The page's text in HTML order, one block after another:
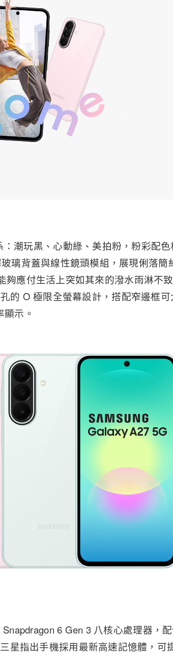
潮玩黑、心動綠、美拍粉，粉彩配
璃背蓋與線性鏡頭模組，展現俐落簡
夠應付生活上突如其來的潑水雨淋不
的 O 極限全螢幕設計，搭配窄邊框
示。
6 Gen 3 八核心處理器，
星指出手機採用最新高速記憶體，可